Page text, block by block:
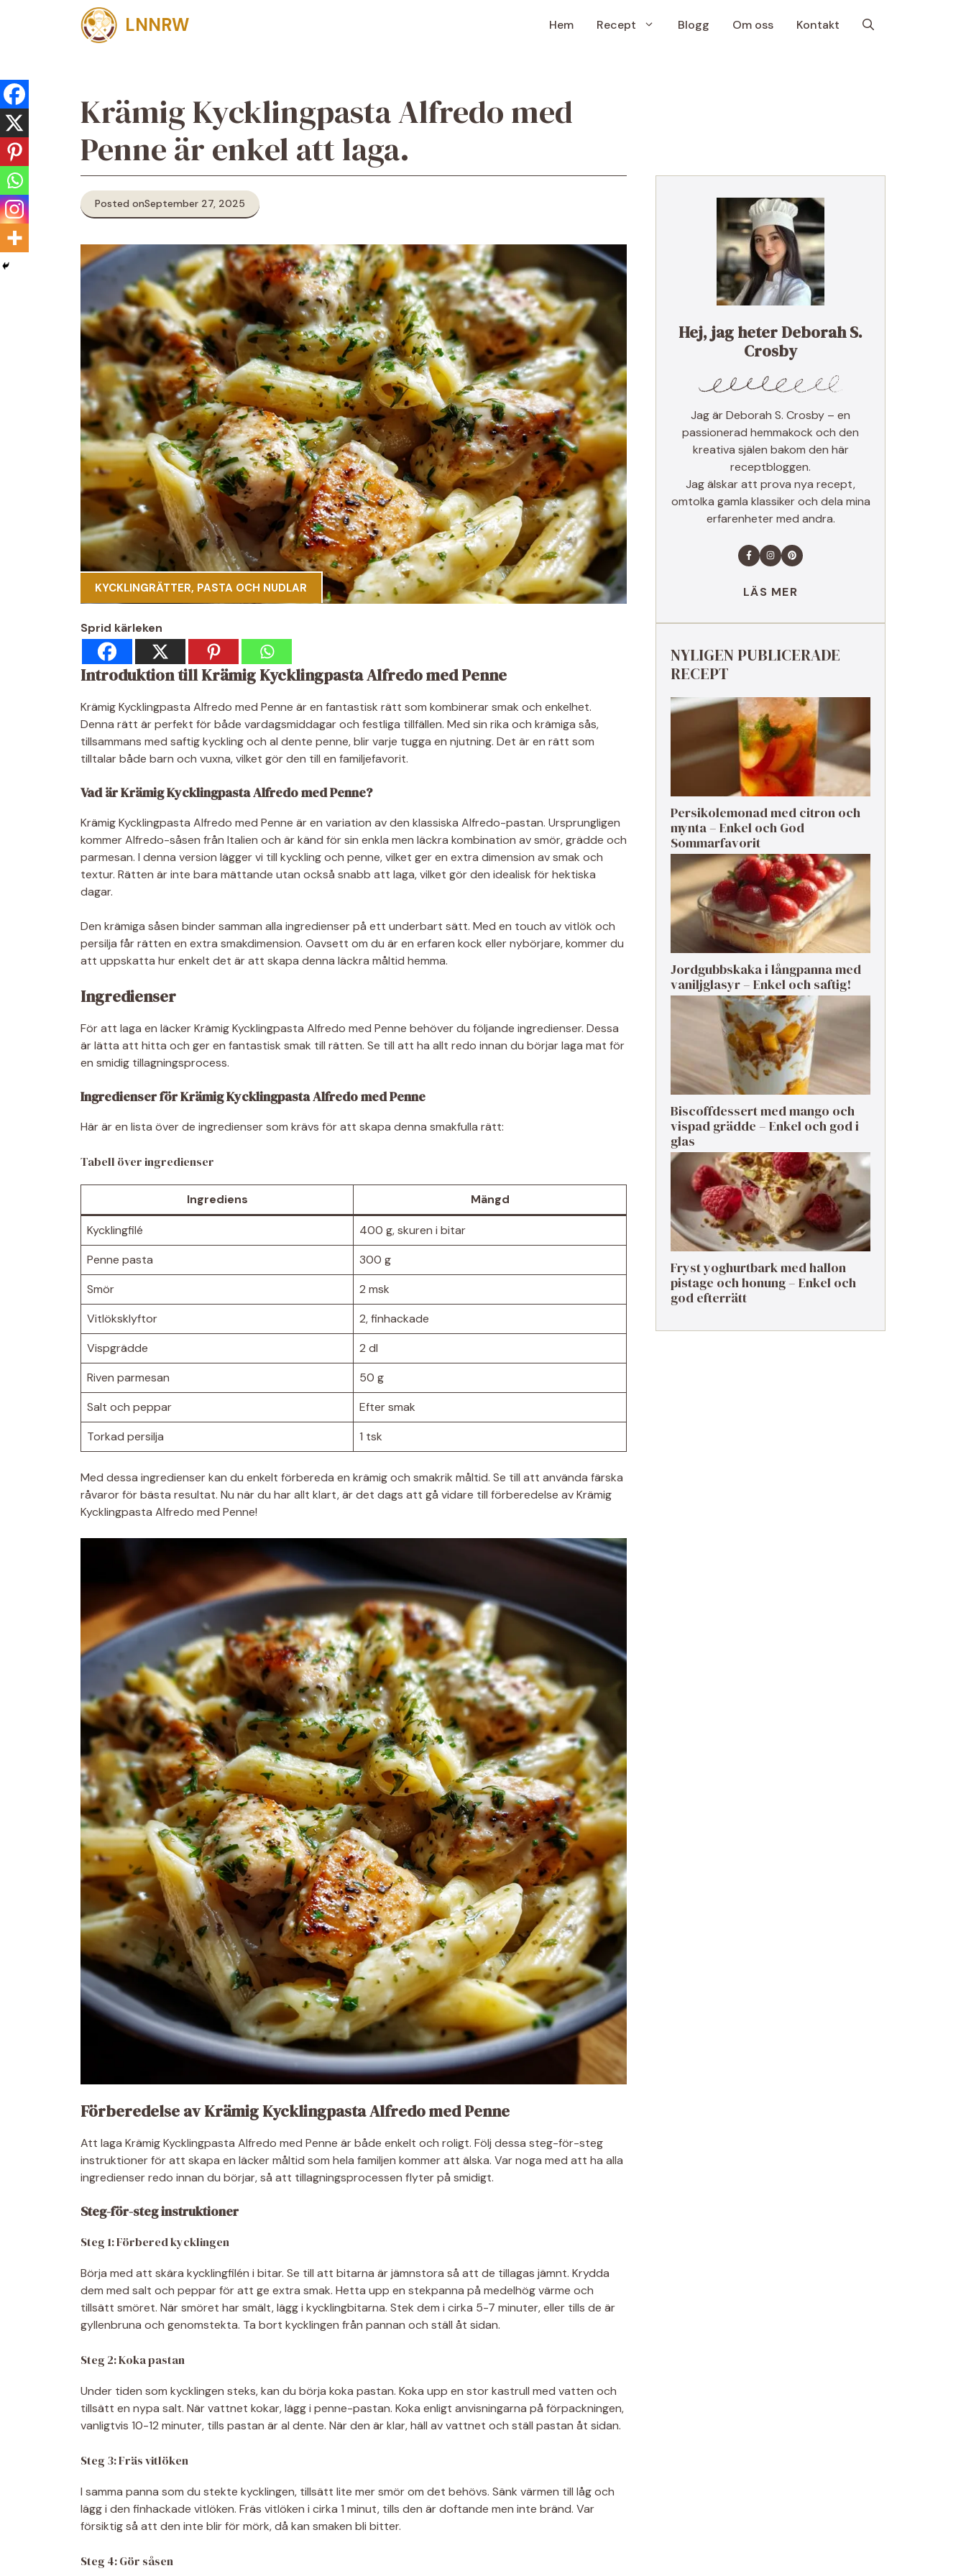
LNNRW Hem Recept Blogg Om oss Kontakt
Krämig Kycklingpasta Alfredo med
Penne är enkel att laga.
Posted onSeptember 27, 2025
KYCKLINGRÄTTER, PASTA OCH NUDLAR
Sprid kärleken
Introduktion till Krämig Kycklingpasta Alfredo med Penne
Krämig Kycklingpasta Alfredo med Penne är en fantastisk rätt som kombinerar smak och enkelhet.
Denna rätt är perfekt för både vardagsmiddagar och festliga tillfällen. Med sin rika och krämiga sås,
tillsammans med saftig kyckling och al dente penne, blir varje tugga en njutning. Det är en rätt som
tilltalar både barn och vuxna, vilket gör den till en familjefavorit.
Vad är Krämig Kycklingpasta Alfredo med Penne?
Krämig Kycklingpasta Alfredo med Penne är en variation av den klassiska Alfredo-pastan. Ursprungligen
kommer Alfredo-såsen från Italien och är känd för sin enkla men läckra kombination av smör, grädde och
parmesan. I denna version lägger vi till kyckling och penne, vilket ger en extra dimension av smak och
textur. Rätten är inte bara mättande utan också snabb att laga, vilket gör den idealisk för hektiska
dagar.
Den krämiga såsen binder samman alla ingredienser på ett underbart sätt. Med en touch av vitlök och
persilja får rätten en extra smakdimension. Oavsett om du är en erfaren kock eller nybörjare, kommer du
att uppskatta hur enkelt det är att skapa denna läckra måltid hemma.
Ingredienser
För att laga en läcker Krämig Kycklingpasta Alfredo med Penne behöver du följande ingredienser. Dessa
är lätta att hitta och ger en fantastisk smak till rätten. Se till att ha allt redo innan du börjar laga mat för
en smidig tillagningsprocess.
Ingredienser för Krämig Kycklingpasta Alfredo med Penne
Här är en lista över de ingredienser som krävs för att skapa denna smakfulla rätt:
Tabell över ingredienser
Ingrediens Mängd
Kycklingfilé
400 g, skuren i bitar
Penne pasta
300 g
Smör
2 msk
Vitlöksklyftor
2, finhackade
Vispgrädde
2 dl
Riven parmesan
50 g
Salt och peppar
Efter smak
Torkad persilja
1 tsk
Med dessa ingredienser kan du enkelt förbereda en krämig och smakrik måltid. Se till att använda färska
råvaror för bästa resultat. Nu när du har allt klart, är det dags att gå vidare till förberedelse av Krämig
Kycklingpasta Alfredo med Penne!
Förberedelse av Krämig Kycklingpasta Alfredo med Penne
Att laga Krämig Kycklingpasta Alfredo med Penne är både enkelt och roligt. Följ dessa steg-för-steg
instruktioner för att skapa en läcker måltid som hela familjen kommer att älska. Var noga med att ha alla
ingredienser redo innan du börjar, så att tillagningsprocessen flyter på smidigt.
Steg-för-steg instruktioner
Steg 1: Förbered kycklingen
Börja med att skära kycklingfilén i bitar. Se till att bitarna är jämnstora så att de tillagas jämnt. Krydda
dem med salt och peppar för att ge extra smak. Hetta upp en stekpanna på medelhög värme och
tillsätt smöret. När smöret har smält, lägg i kycklingbitarna. Stek dem i cirka 5-7 minuter, eller tills de är
gyllenbruna och genomstekta. Ta bort kycklingen från pannan och ställ åt sidan.
Steg 2: Koka pastan
Under tiden som kycklingen steks, kan du börja koka pastan. Koka upp en stor kastrull med vatten och
tillsätt en nypa salt. När vattnet kokar, lägg i penne-pastan. Koka enligt anvisningarna på förpackningen,
vanligtvis 10-12 minuter, tills pastan är al dente. När den är klar, häll av vattnet och ställ pastan åt sidan.
Steg 3: Fräs vitlöken
I samma panna som du stekte kycklingen, tillsätt lite mer smör om det behövs. Sänk värmen till låg och
lägg i den finhackade vitlöken. Fräs vitlöken i cirka 1 minut, tills den är doftande men inte bränd. Var
försiktig så att den inte blir för mörk, då kan smaken bli bitter.
Steg 4: Gör såsen
Hej, jag heter Deborah S.
Crosby
Jag är Deborah S. Crosby – en
passionerad hemmakock och den
kreativa själen bakom den här
receptbloggen.
Jag älskar att prova nya recept,
omtolka gamla klassiker och dela mina
erfarenheter med andra.
LÄS MER
NYLIGEN PUBLICERADE
RECEPT
Persikolemonad med citron och
mynta – Enkel och God
Sommarfavorit
Jordgubbskaka i långpanna med
vaniljglasyr – Enkel och saftig!
Biscoffdessert med mango och
vispad grädde – Enkel och god i
glas
Fryst yoghurtbark med hallon
pistage och honung – Enkel och
god efterrätt